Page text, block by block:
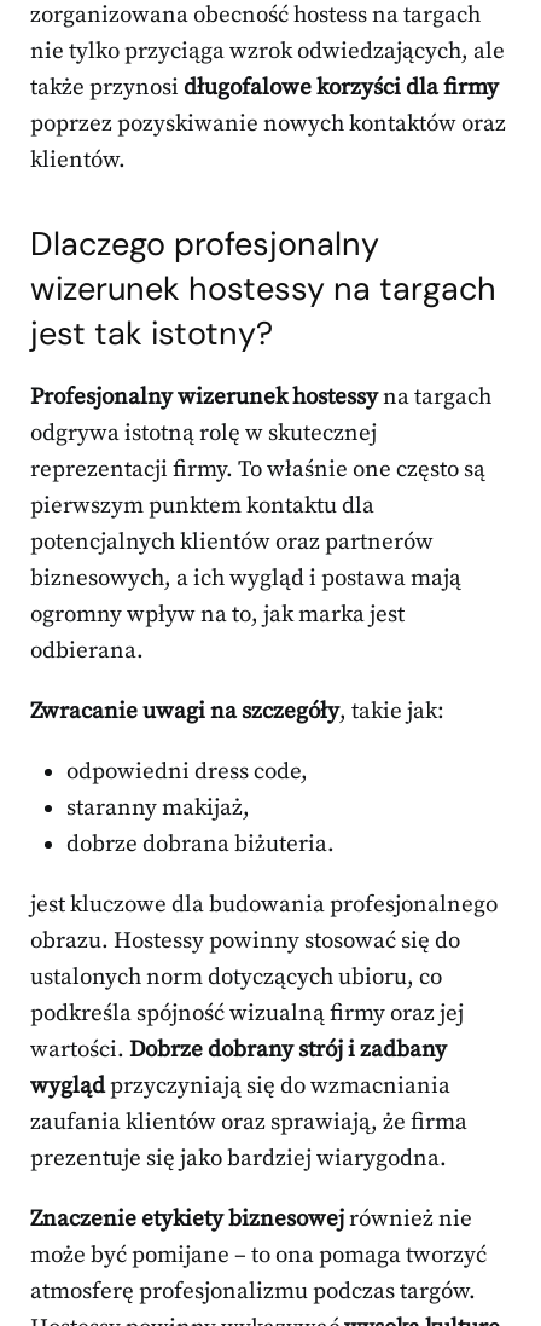
zorganizowana obecność hostess na targach
nie tylko przyciąga wzrok odwiedzających, ale
także przynosi długofalowe korzyści dla firmy
poprzez pozyskiwanie nowych kontaktów oraz
klientów.
Dlaczego profesjonalny
wizerunek hostessy na targach
jest tak istotny?
Profesjonalny wizerunek hostessyna targach
odgrywa istotną rolę w skutecznej
reprezentacji firmy. To właśnie one często są
pierwszym punktem kontaktu dla
potencjalnych klientów oraz partnerów
biznesowych, a ich wygląd i postawa mają
ogromny wpływ na to, jak marka jest
odbierana.
Zwracanie uwagi na szczegóły, takie jak:
odpowiedni dress code,
staranny makijaż,
dobrze dobrana biżuteria.
jest kluczowe dla budowania profesjonalnego
obrazu. Hostessy powinny stosować się do
ustalonych norm dotyczących ubioru, co
podkreśla spójność wizualną firmy oraz jej
wartości. Dobrze dobrany strój i zadbany
wyglądprzyczyniają się do wzmacniania
zaufania klientów oraz sprawiają, że firma
prezentuje się jako bardziej wiarygodna.
Znaczenie etykiety biznesowejrównież nie
może być pomijane – to ona pomaga tworzyć
atmosferę profesjonalizmu podczas targów.